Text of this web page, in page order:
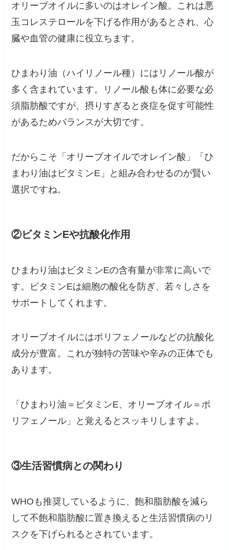
オリーブオイルに多いのはオレイン酸。これは悪
玉コレステロールを下げる作用があるとされ、心
臓や血管の健康に役立ちます。
ひまわり油（ハイリノール種）にはリノール酸が
多く含まれています。リノール酸も体に必要な必
須脂肪酸ですが、摂りすぎると炎症を促す可能性
があるためバランスが大切です。
だからこそ「オリーブオイルでオレイン酸」「ひ
まわり油はビタミンE」と組み合わせるのが賢い
選択ですね。
②ビタミンEや抗酸化作用
ひまわり油はビタミンEの含有量が非常に高いで
す。ビタミンEは細胞の酸化を防ぎ、若々しさを
サポートしてくれます。
オリーブオイルにはポリフェノールなどの抗酸化
成分が豊富。これが独特の苦味や辛みの正体でも
あります。
「ひまわり油＝ビタミンE、オリーブオイル＝ポ
リフェノール」と覚えるとスッキリしますよ。
③生活習慣病との関わり
WHOも推奨しているように、飽和脂肪酸を減ら
して不飽和脂肪酸に置き換えると生活習慣病のリ
スクを下げられるとされています。